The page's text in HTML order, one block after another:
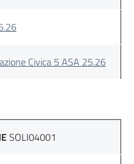
Civica 5 ASA 25.26
SOLI04001